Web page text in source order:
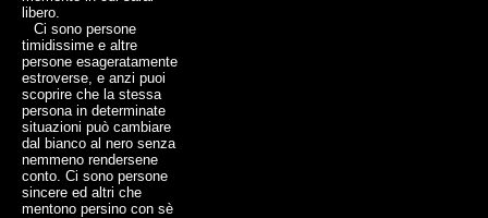
libero.
Ci sono persone
timidissime e altre
persone esageratamente
estroverse, e anzi puoi
scoprire che la stessa
persona in determinate
situazioni può cambiare
dal bianco al nero senza
nemmeno rendersene
conto. Ci sono persone
sincere ed altri che
mentono persino con sè